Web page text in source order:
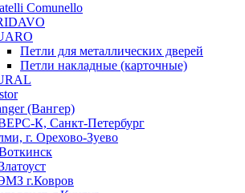
Comunello
Петли для металлических дверей
Петли накладные (карточные)
(Вангер)
К, Санкт-Петербург
г. Орехово-Зуево
г.Ковров